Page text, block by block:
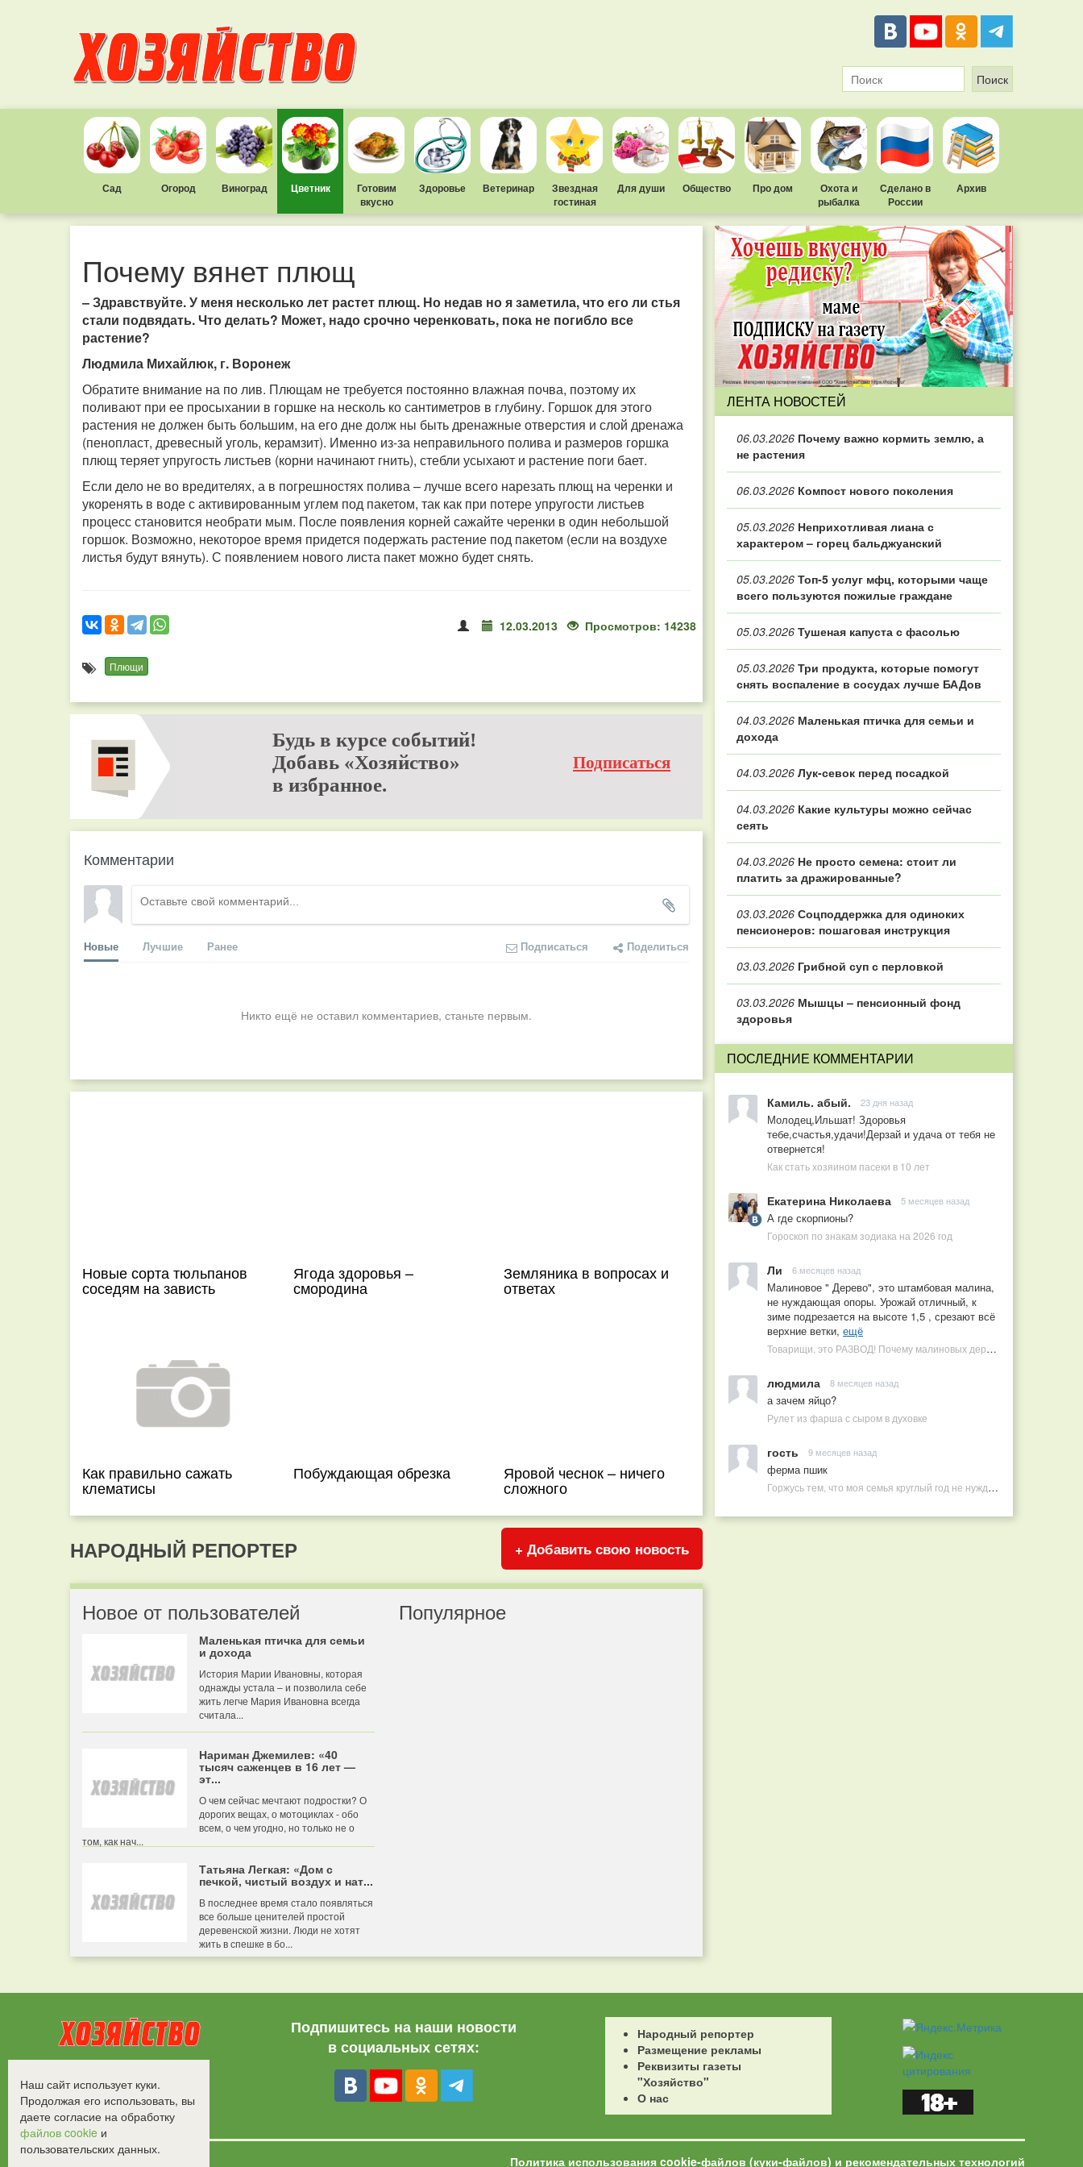
Сад Огород Виноград Цветник
Готовим
вкусно
Здоровье Ветеринар
Звездная
гостиная
Для души Общество Про дом
Охота и
рыбалка
Сделано в
России
Архив
Почему вянет плющ
– Здравствуйте. У меня несколько лет растет плющ. Но недав но я заметила, что его ли стья
стали подвядать. Что делать? Может, надо срочно черенковать, пока не погибло все
растение?
Людмила Михайлюк, г. Воронеж
Обратите внимание на по лив. Плющам не требуется постоянно влажная почва, поэтому их
поливают при ее просыхании в горшке на несколь ко сантиметров в глубину. Горшок для этого
растения не должен быть большим, на его дне долж ны быть дренажные отверстия и слой дренажа
(пенопласт, древесный уголь, керамзит). Именно из-за неправильного полива и размеров горшка
плющ теряет упругость листьев (корни начинают гнить), стебли усыхают и растение поги бает.
Если дело не во вредителях, а в погрешностях полива – лучше всего нарезать плющ на черенки и
укоренять в воде с активированным углем под пакетом, так как при потере упругости листьев
процесс становится необрати мым. После появления корней сажайте черенки в один небольшой
горшок. Возможно, некоторое время придется подержать растение под пакетом (если на воздухе
листья будут вянуть). С появлением нового листа пакет можно будет снять.
12.03.2013 Просмотров: 14238
Плющи
Будь в курсе событий!
Добавь «Хозяйство»
в избранное.
Подписаться
Комментарии
Новые Лучшие Ранее Подписаться Поделиться
Никто ещё не оставил комментариев, станьте первым.
Новые сорта тюльпанов
соседям на зависть
Ягода здоровья –
смородина
Земляника в вопросах и
ответах
Как правильно сажать
клематисы
Побуждающая обрезка Яровой чеснок – ничего
сложного
НАРОДНЫЙ РЕПОРТЕР + Добавить свою новость
Новое от пользователей
Маленькая птичка для семьи
и дохода
История Марии Ивановны, которая
однажды устала – и позволила себе
жить легче Мария Ивановна всегда
считала...
Нариман Джемилев: «40
тысяч саженцев в 16 лет —
эт...
О чем сейчас мечтают подростки? О
дорогих вещах, о мотоциклах - обо
всем, о чем угодно, но только не о
том, как нач...
Татьяна Легкая: «Дом с
печкой, чистый воздух и нат...
В последнее время стало появляться
все больше ценителей простой
деревенской жизни. Люди не хотят
жить в спешке в бо...
Популярное
ЛЕНТА НОВОСТЕЙ
06.03.2026 Почему важно кормить землю, а
не растения
06.03.2026 Компост нового поколения
05.03.2026 Неприхотливая лиана с
характером – горец бальджуанский
05.03.2026 Топ‑5 услуг мфц, которыми чаще
всего пользуются пожилые граждане
05.03.2026 Тушеная капуста с фасолью
05.03.2026 Три продукта, которые помогут
снять воспаление в сосудах лучше БАДов
04.03.2026 Маленькая птичка для семьи и
дохода
04.03.2026 Лук-севок перед посадкой
04.03.2026 Какие культуры можно сейчас
сеять
04.03.2026 Не просто семена: стоит ли
платить за дражированные?
03.03.2026 Соцподдержка для одиноких
пенсионеров: пошаговая инструкция
03.03.2026 Грибной суп с перловкой
03.03.2026 Мышцы – пенсионный фонд
здоровья
ПОСЛЕДНИЕ КОММЕНТАРИИ
Камиль. абый. 23 дня назад
Молодец,Ильшат! Здоровья
тебе,счастья,удачи!Дерзай и удача от тебя не
отвернется!
Как стать хозяином пасеки в 10 лет
Екатерина Николаева 5 месяцев назад
А где скорпионы?
Гороскоп по знакам зодиака на 2026 год
Ли 6 месяцев назад
Малиновое " Дерево", это штамбовая малина,
не нуждающая опоры. Урожай отличный, к
зиме подрезается на высоте 1,5 , срезают всё
верхние ветки, ещё
Товарищи, это РАЗВОД! Почему малиновых деревьев не бывает, или Как ушлые продавцы наживаются на мечтах садоводов
людмила 8 месяцев назад
а зачем яйцо?
Рулет из фарша с сыром в духовке
гость 9 месяцев назад
ферма пшик
Горжусь тем, что моя семья круглый год не нуждается в покупных витаминах
Все права защищены.
©2008-2017 - "Хозяйство"
Подпишитесь на наши новости
в социальных сетях:
Народный репортер
Размещение рекламы
Реквизиты газеты
"Хозяйство"
О нас
Политика использования cookie-файлов (куки-файлов) и рекомендательных технологий
Наш сайт использует куки.
Продолжая его использовать, вы
даете согласие на обработку
файлов cookie и
пользовательских данных.